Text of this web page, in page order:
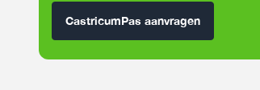
CastricumPas aanvragen